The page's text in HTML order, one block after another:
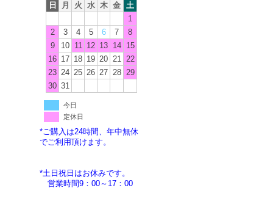
日
月 火 水 木 金 土
1
2
3 4 5 6 7
8
9
10 11 12 13 14
15
16 17 18 19 20 21 22
23 24 25 26 27 28 29
30 31
今日
定休日
*ご購入は24時間、年中無休
でご利用頂けます。
*土日祝日はお休みです。
営業時間9：00～17：00